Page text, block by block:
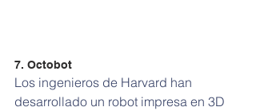
7. Octobot
Los ingenieros de Harvard han
desarrollado un robot impresa en 3D